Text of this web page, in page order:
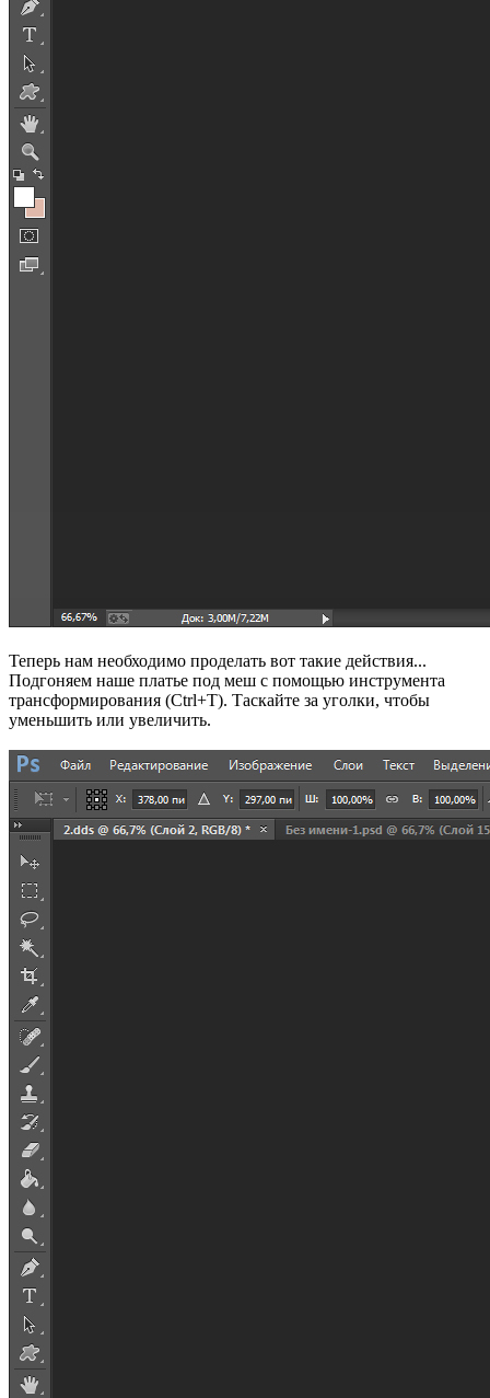
Теперь нам необходимо проделать вот такие действия...
Подгоняем наше платье под меш с помощью инструмента
трансформирования (Ctrl+T). Таскайте за уголки, чтобы
уменьшить или увеличить.